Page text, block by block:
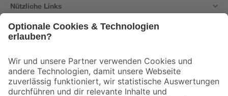
Nützliche Links
Der toom Newsletter: Keine Angebote und Aktionen mehr verpassen!
Zur Newsletter Anmeldung